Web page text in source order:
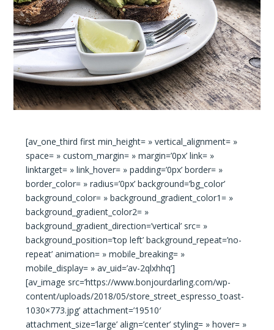
[av_one_third first min_height= » vertical_alignment= »
space= » custom_margin= » margin=’0px’ link= »
linktarget= » link_hover= » padding=’0px’ border= »
border_color= » radius=’0px’ background=’bg_color’
background_color= » background_gradient_color1= »
background_gradient_color2= »
background_gradient_direction=’vertical’ src= »
background_position=’top left’ background_repeat=’no-
repeat’ animation= » mobile_breaking= »
mobile_display= » av_uid=’av-2qlxhhq’]
[av_image src=’https://www.bonjourdarling.com/wp-
content/uploads/2018/05/store_street_espresso_toast-
1030×773.jpg’ attachment=’19510′
attachment_size=’large’ align=’center’ styling= » hover= »